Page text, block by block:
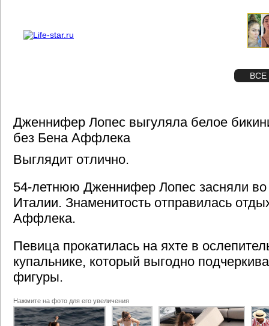
ВСЕ
Дженнифер Лопес выгуляла белое
без Бена Аффлека
Выглядит отлично.
54-летнюю Дженнифер Лопес засняли во
Италии. Знаменитость отправилась
Аффлека.
Певица прокатилась на яхте в
купальнике, который выгодно
фигуры.
Нажмите на фото для его увеличения